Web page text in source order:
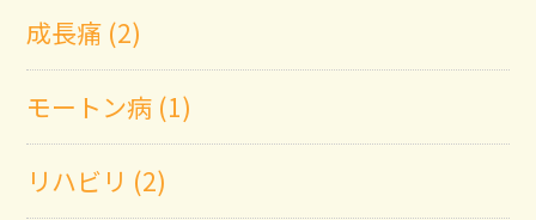
成長痛 (2)
モートン病 (1)
リハビリ (2)